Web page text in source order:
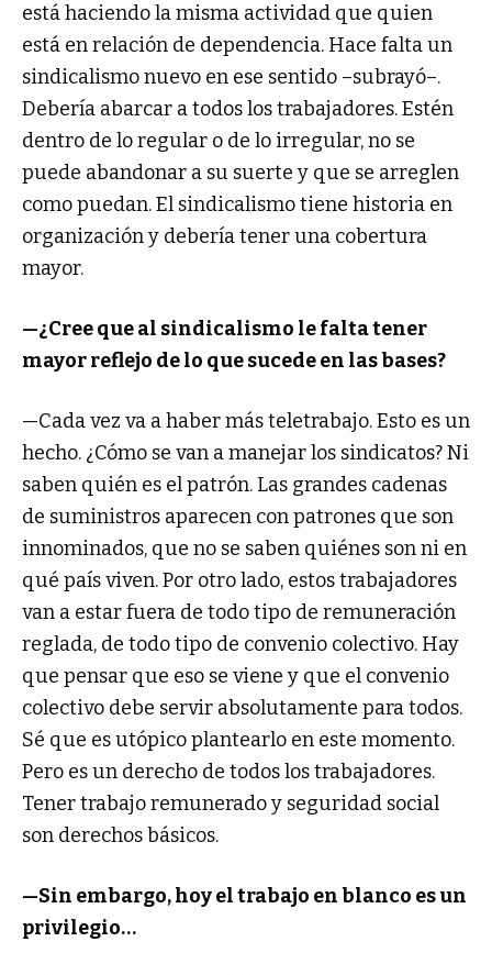
está haciendo la misma actividad que quien
está en relación de dependencia. Hace falta un
sindicalismo nuevo en ese sentido –subrayó–.
Debería abarcar a todos los trabajadores. Estén
dentro de lo regular o de lo irregular, no se
puede abandonar a su suerte y que se arreglen
como puedan. El sindicalismo tiene historia en
organización y debería tener una cobertura
mayor.
—¿Cree que al sindicalismo le falta tener
mayor reflejo de lo que sucede en las bases?
—Cada vez va a haber más teletrabajo. Esto es un
hecho. ¿Cómo se van a manejar los sindicatos? Ni
saben quién es el patrón. Las grandes cadenas
de suministros aparecen con patrones que son
innominados, que no se saben quiénes son ni en
qué país viven. Por otro lado, estos trabajadores
van a estar fuera de todo tipo de remuneración
reglada, de todo tipo de convenio colectivo. Hay
que pensar que eso se viene y que el convenio
colectivo debe servir absolutamente para todos.
Sé que es utópico plantearlo en este momento.
Pero es un derecho de todos los trabajadores.
Tener trabajo remunerado y seguridad social
son derechos básicos.
—Sin embargo, hoy el trabajo en blanco es un
privilegio…